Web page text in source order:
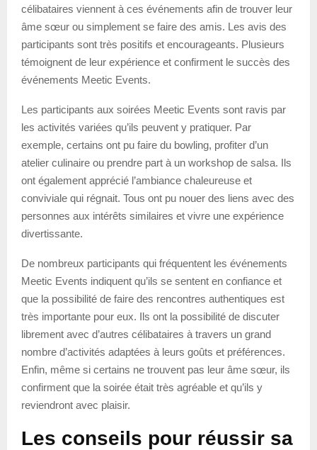
célibataires viennent à ces événements afin de trouver leur
âme sœur ou simplement se faire des amis. Les avis des
participants sont très positifs et encourageants. Plusieurs
témoignent de leur expérience et confirment le succès des
événements Meetic Events.
Les participants aux soirées Meetic Events sont ravis par
les activités variées qu’ils peuvent y pratiquer. Par
exemple, certains ont pu faire du bowling, profiter d’un
atelier culinaire ou prendre part à un workshop de salsa. Ils
ont également apprécié l’ambiance chaleureuse et
conviviale qui régnait. Tous ont pu nouer des liens avec des
personnes aux intérêts similaires et vivre une expérience
divertissante.
De nombreux participants qui fréquentent les événements
Meetic Events indiquent qu’ils se sentent en confiance et
que la possibilité de faire des rencontres authentiques est
très importante pour eux. Ils ont la possibilité de discuter
librement avec d’autres célibataires à travers un grand
nombre d’activités adaptées à leurs goûts et préférences.
Enfin, même si certains ne trouvent pas leur âme sœur, ils
confirment que la soirée était très agréable et qu’ils y
reviendront avec plaisir.
Les conseils pour réussir sa